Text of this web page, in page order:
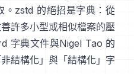
。zstd 的絕招是字典：從
許多小型或相似檔案的壓
字典文件與Nigel Tao 的
結構化」與「結構化」字